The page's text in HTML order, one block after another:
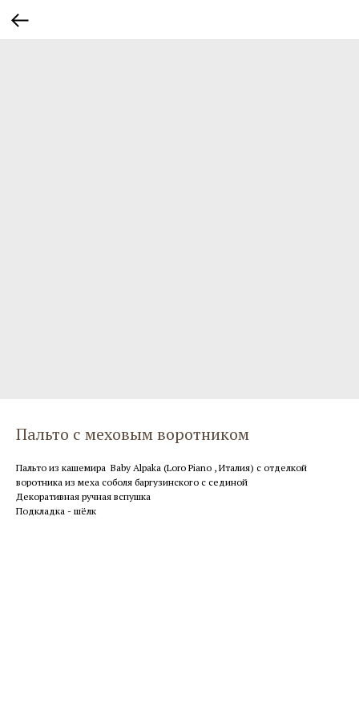
Пальто с меховым воротником
Пальто из кашемира Baby Alpaka (Loro Piano , Италия) с отделкой
воротника из меха соболя баргузинского с сединой
Декоративная ручная вспушка
Подкладка - шёлк